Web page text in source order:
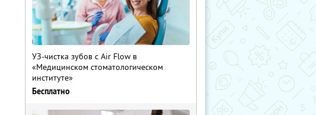
УЗ-чистка зубов с Air Flow в
«Медицинском стоматологическом
институте»
Бесплатно